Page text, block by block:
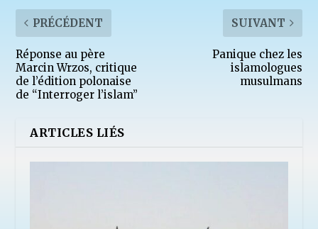
PRÉCÉDENT
Réponse au père
Marcin Wrzos, critique
de l’édition polonaise
de “Interroger l’islam”
SUIVANT
Panique chez les
islamologues
musulmans
ARTICLES LIÉS